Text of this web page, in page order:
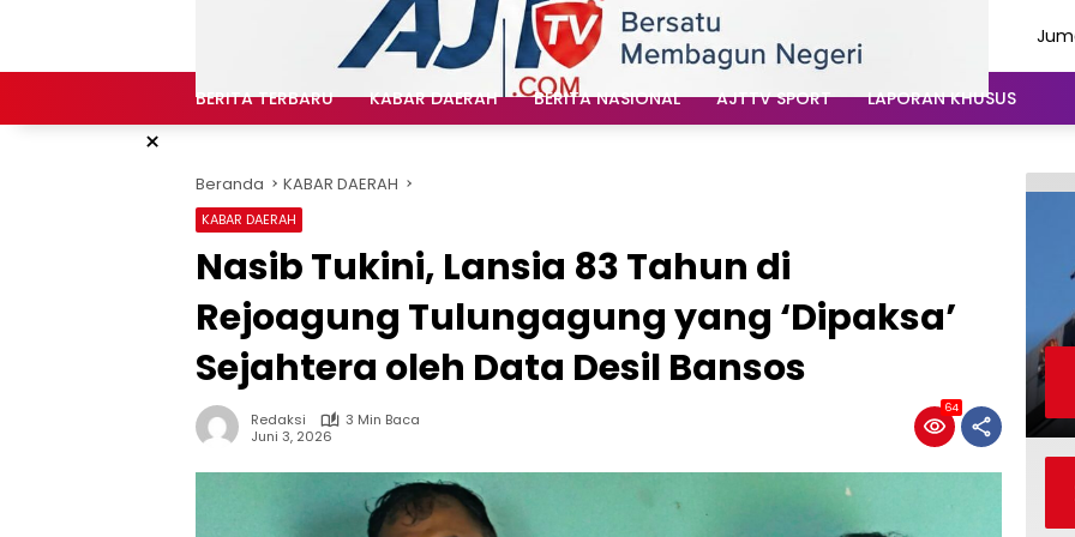
BERITA TERBARU KABAR DAERAH BERITA NASIONAL AJTTV SPORT LAPORAN KHUSUS
×
Beranda KABAR DAERAH
KABAR DAERAH
Nasib Tukini, Lansia 83 Tahun di
Rejoagung Tulungagung yang ‘Dipaksa’
Sejahtera oleh Data Desil Bansos
Redaksi
3 Min Baca
Juni 3, 2026
64